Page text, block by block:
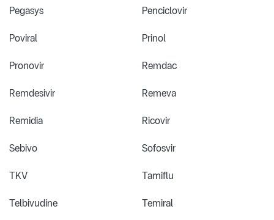
Pegasys Penciclovir
Poviral Prinol
Pronovir Remdac
Remdesivir Remeva
Remidia Ricovir
Sebivo Sofosvir
TKV Tamiflu
Telbivudine Temiral